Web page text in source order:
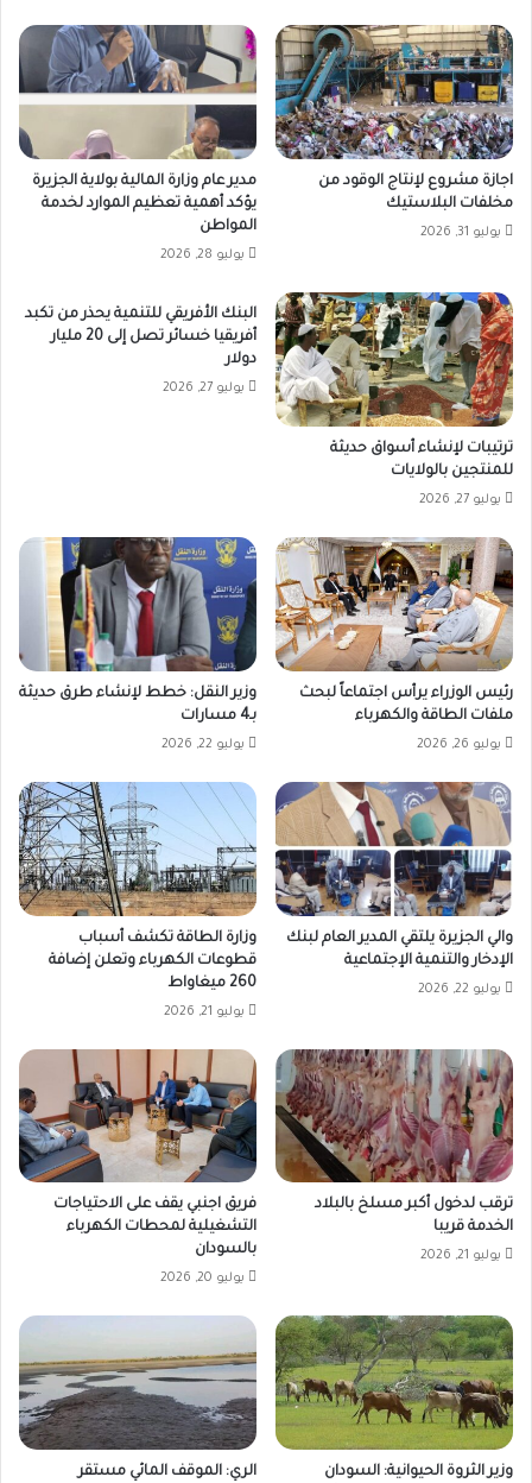
اجازة مشروع لإنتاج الوقود من
مخلفات البلاستيك
يوليو 31, 2026
مدير عام وزارة المالية بولاية الجزيرة
يؤكد أهمية تعظيم الموارد لخدمة
المواطن
يوليو 28, 2026
ترتيبات لإنشاء أسواق حديثة
للمنتجين بالولايات
يوليو 27, 2026
البنك الأفريقي للتنمية يحذر من تكبد
أفريقيا خسائر تصل إلى 20 مليار
دولار
يوليو 27, 2026
رئيس الوزراء يرأس اجتماعاً لبحث
ملفات الطاقة والكهرباء
يوليو 26, 2026
وزير النقل: خطط لإنشاء طرق حديثة
بـ4 مسارات
يوليو 22, 2026
والي الجزيرة يلتقي المدير العام لبنك
الإدخار والتنمية الإجتماعية
يوليو 22, 2026
وزارة الطاقة تكشف أسباب
قطوعات الكهرباء وتعلن إضافة
260 ميغاواط
يوليو 21, 2026
ترقب لدخول أكبر مسلخ بالبلاد
الخدمة قريبا
يوليو 21, 2026
فريق اجنبي يقف على الاحتياجات
التشغيلية لمحطات الكهرباء
بالسودان
يوليو 20, 2026
وزير الثروة الحيوانية: السودان
الري: الموقف المائي مستقر